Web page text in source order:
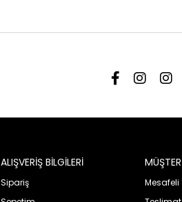
ALIŞVERİŞ BİLGİLERİ
Sipariş
Mesafeli